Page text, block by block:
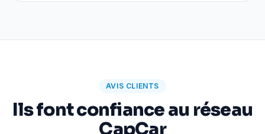
AVIS CLIENTS
Ils font confiance au réseau
CapCar